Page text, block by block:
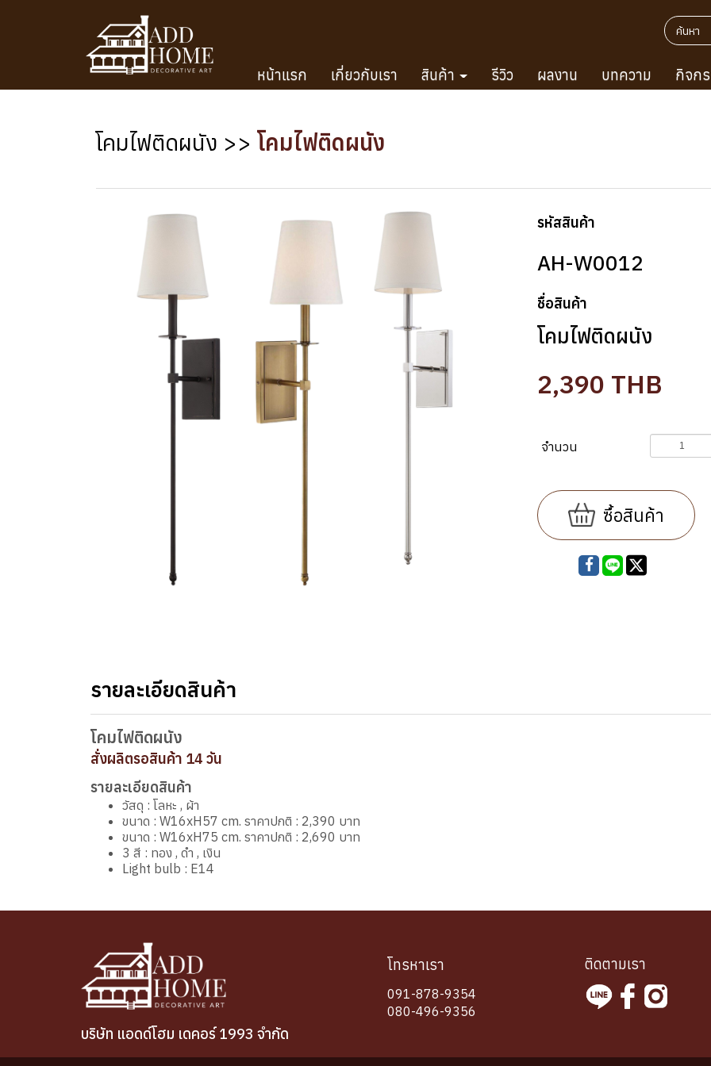
หน้าแรก เกี่ยวกับเรา สินค้า รีวิว ผลงาน บทความ กิจก
โคมไฟติดผนัง >>โคมไฟติดผนัง
รหัสสินค้า
AH-W0012
ชื่อสินค้า
โคมไฟติดผนัง
2,390 THB
จำนวน
ซื้อสินค้า
รายละเอียดสินค้า
โคมไฟติดผนัง
สั่งผลิตรอสินค้า 14 วัน
รายละเอียดสินค้า
วัสดุ : โลหะ , ผ้า
ขนาด : W16xH57 cm. ราคาปกติ : 2,390 บาท
ขนาด : W16xH75 cm. ราคาปกติ : 2,690 บาท
3 สี : ทอง , ดำ , เงิน
Light bulb : E14
บริษัท แอดด์โฮม เดคอร์ 1993 จำกัด
โทรหาเรา
091-878-9354
080-496-9356
ติดตามเรา